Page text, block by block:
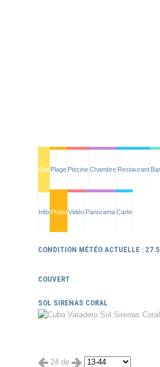
Site Plage PiscineChambre Restaurant Bar
Info PhotoVidéo PanoramaCarte
CONDITION MÉTÉO ACTUELLE :
COUVERT
SOL SIRENAS CORAL
24 de